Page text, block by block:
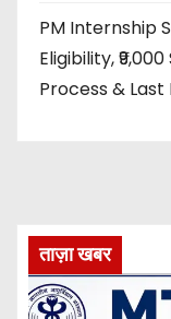
PM Internship
Eligibility,
Process &
ताज़ा खबर